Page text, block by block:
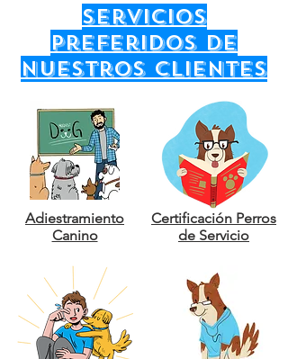
servicios
preferidos de
nuestros clientes
Adiestramiento
Canino
Certificación Perros
de Servicio